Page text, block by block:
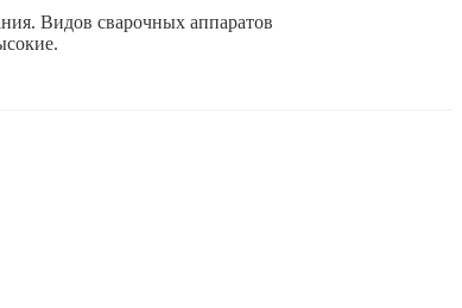
Видов сварочных аппаратов